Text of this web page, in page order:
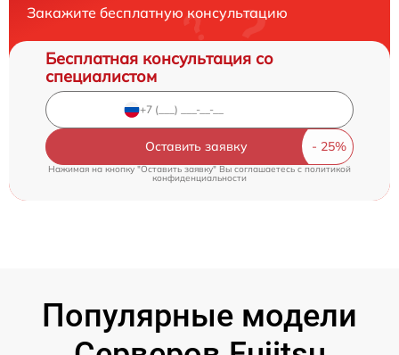
Закажите бесплатную консультацию
Бесплатная консультация со
специалистом
Оставить заявку
Нажимая на кнопку "Оставить заявку" Вы соглашаетесь cполитикой
конфиденциальности
Популярные модели